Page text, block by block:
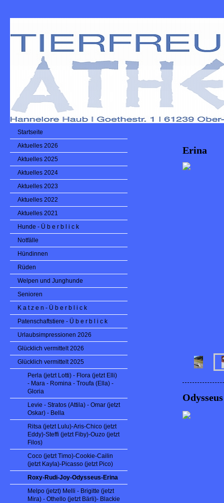
Startseite
Aktuelles 2026
Aktuelles 2025
Aktuelles 2024
Aktuelles 2023
Aktuelles 2022
Aktuelles 2021
Hunde - Ü b e r b l i c k
Notfälle
Hündinnen
Rüden
Welpen und Junghunde
Senioren
K a t z e n - Ü b e r b l i c k
Patenschaftstiere - Ü b e r b l i c k
Urlaubsimpressionen 2026
Glücklich vermittelt 2026
Glücklich vermittelt 2025
Perla (jetzt Lotti) - Flora (jetzt Elli)
- Mara - Romina - Troufa (Ella) -
Gloria
Levie - Stratos (Attila) - Omar (jetzt
Oskar) - Bella
Ritsa (jetzt Lulu)-Aris-Chico (jetzt
Eddy)-Steffi (jetzt Fiby)-Ouzo (jetzt
Filos)
Coco (jetzt Timo)-Cookie-Cailin
(jetzt Kayla)-Picasso (jetzt Pico)
Roxy-Rudi-Joy-Odysseus-Erina
Melpo (jetzt) Melli - Brigitte (jetzt
Mira) - Othello (jetzt Bärli)- Blackie
Erina